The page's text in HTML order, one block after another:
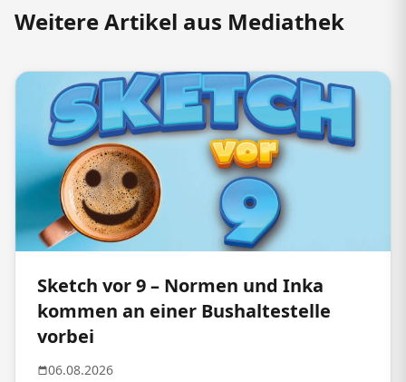
Weitere Artikel aus Mediathek
Sketch vor 9 – Normen und Inka
kommen an einer Bushaltestelle
vorbei
06.08.2026